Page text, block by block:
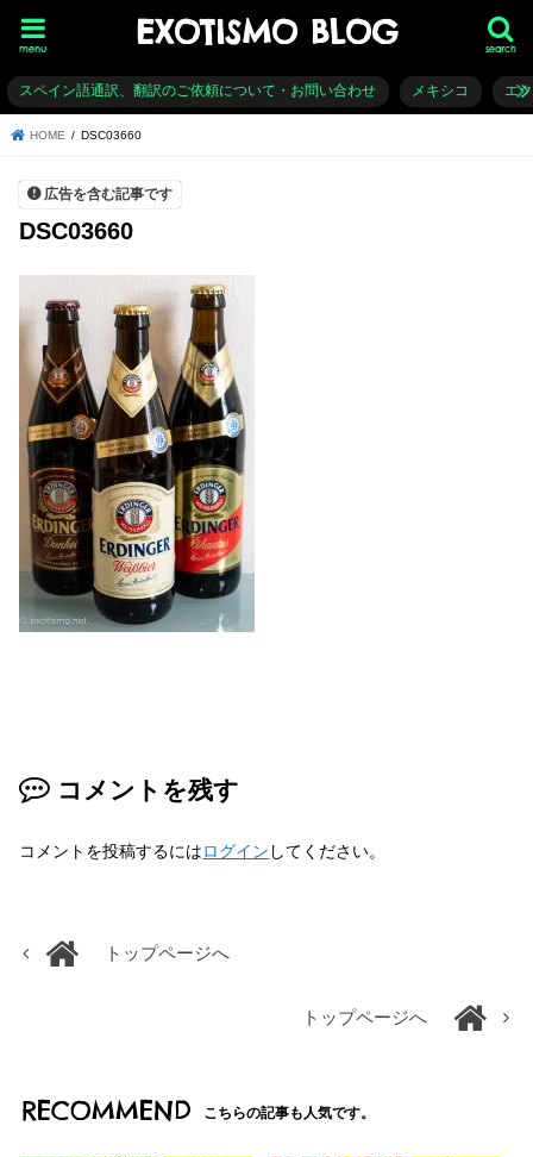
EXOTISMO BLOG search
menu
スペイン語通訳、翻訳のご依頼について・お問い合わせ メキシコ エ
HOME DSC03660
広告を含む記事です
DSC03660
コメントを残す
コメントを投稿するにはログイン してください。
トップページへ
トップページへ
RECOMMEND こちらの記事も人気です。